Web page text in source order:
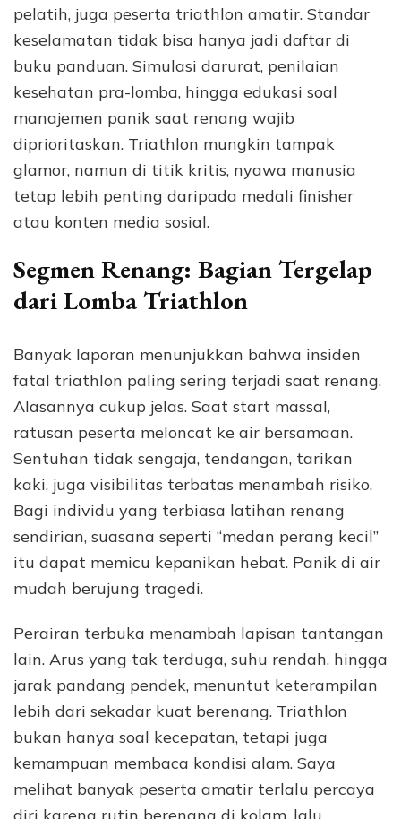
pelatih, juga peserta triathlon amatir. Standar
keselamatan tidak bisa hanya jadi daftar di
buku panduan. Simulasi darurat, penilaian
kesehatan pra-lomba, hingga edukasi soal
manajemen panik saat renang wajib
diprioritaskan. Triathlon mungkin tampak
glamor, namun di titik kritis, nyawa manusia
tetap lebih penting daripada medali finisher
atau konten media sosial.
Segmen Renang: Bagian Tergelap
dari Lomba Triathlon
Banyak laporan menunjukkan bahwa insiden
fatal triathlon paling sering terjadi saat renang.
Alasannya cukup jelas. Saat start massal,
ratusan peserta meloncat ke air bersamaan.
Sentuhan tidak sengaja, tendangan, tarikan
kaki, juga visibilitas terbatas menambah risiko.
Bagi individu yang terbiasa latihan renang
sendirian, suasana seperti “medan perang kecil”
itu dapat memicu kepanikan hebat. Panik di air
mudah berujung tragedi.
Perairan terbuka menambah lapisan tantangan
lain. Arus yang tak terduga, suhu rendah, hingga
jarak pandang pendek, menuntut keterampilan
lebih dari sekadar kuat berenang. Triathlon
bukan hanya soal kecepatan, tetapi juga
kemampuan membaca kondisi alam. Saya
melihat banyak peserta amatir terlalu percaya